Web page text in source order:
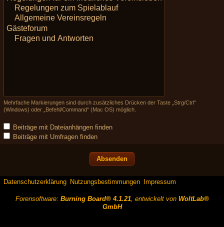
Mehrfache Markierungen sind durch zusätzliches Drücken der Taste „Strg/Ctrl“
(Windows) oder „Befehl/Command“ (Mac OS) möglich.
Beiträge mit Dateianhängen finden
Beiträge mit Umfragen finden
Datenschutzerklärung Nutzungsbestimmungen Impressum
Forensoftware: Burning Board® 4.1.21, entwickelt von WoltLab®
GmbH